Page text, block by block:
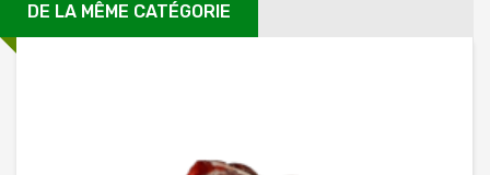
DE LA MÊME CATÉGORIE